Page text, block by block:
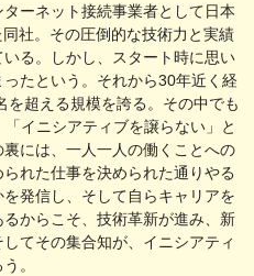
ーネット接続事業者として日本
社。その圧倒的な技術力と実績
る。しかし、スタート時に思い
たという。それから30年近く経
超える規模を誇る。その中でも
イニシアティブを譲らない」と
には、一人一人の働くことへの
れた仕事を決められた通りやる
発信し、そして自らキャリアを
からこそ、技術革新が進み、新
てその集合知が、イニシアティ
。